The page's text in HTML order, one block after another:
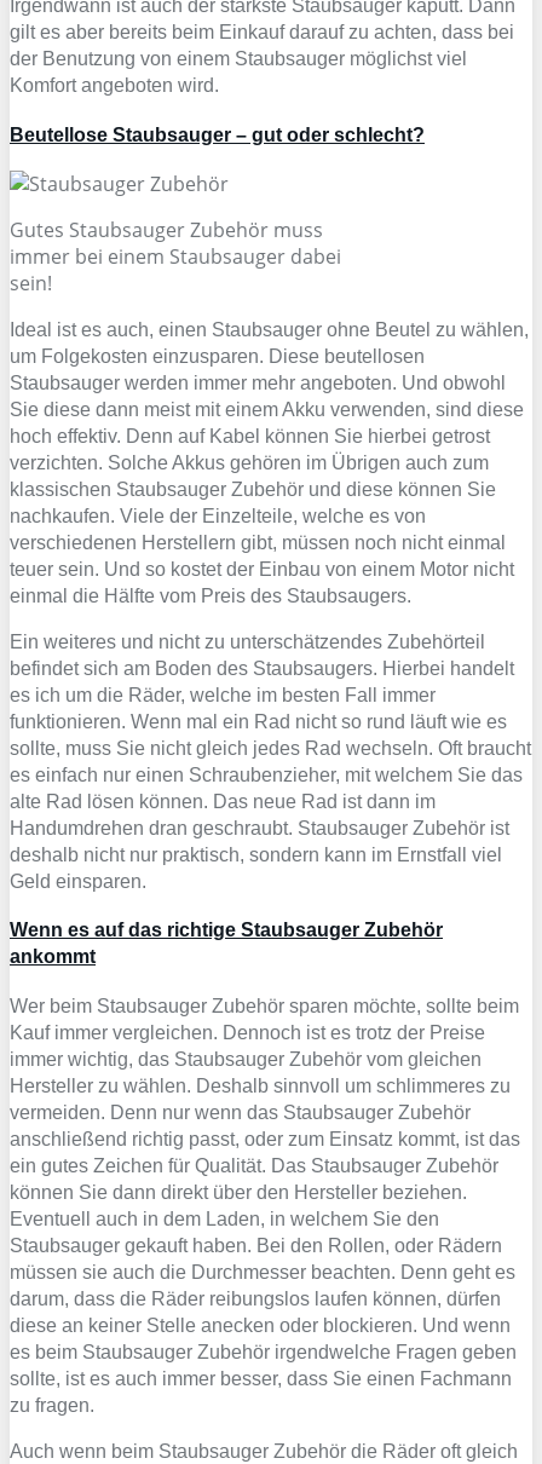
Irgendwann ist auch der stärkste Staubsauger kaputt. Dann
gilt es aber bereits beim Einkauf darauf zu achten, dass bei
der Benutzung von einem Staubsauger möglichst viel
Komfort angeboten wird.
Beutellose Staubsauger – gut oder schlecht?
Gutes Staubsauger Zubehör muss
immer bei einem Staubsauger dabei
sein!
Ideal ist es auch, einen Staubsauger ohne Beutel zu wählen,
um Folgekosten einzusparen. Diese beutellosen
Staubsauger werden immer mehr angeboten. Und obwohl
Sie diese dann meist mit einem Akku verwenden, sind diese
hoch effektiv. Denn auf Kabel können Sie hierbei getrost
verzichten. Solche Akkus gehören im Übrigen auch zum
klassischen Staubsauger Zubehör und diese können Sie
nachkaufen. Viele der Einzelteile, welche es von
verschiedenen Herstellern gibt, müssen noch nicht einmal
teuer sein. Und so kostet der Einbau von einem Motor nicht
einmal die Hälfte vom Preis des Staubsaugers.
Ein weiteres und nicht zu unterschätzendes Zubehörteil
befindet sich am Boden des Staubsaugers. Hierbei handelt
es ich um die Räder, welche im besten Fall immer
funktionieren. Wenn mal ein Rad nicht so rund läuft wie es
sollte, muss Sie nicht gleich jedes Rad wechseln. Oft braucht
es einfach nur einen Schraubenzieher, mit welchem Sie das
alte Rad lösen können. Das neue Rad ist dann im
Handumdrehen dran geschraubt. Staubsauger Zubehör ist
deshalb nicht nur praktisch, sondern kann im Ernstfall viel
Geld einsparen.
Wenn es auf das richtige Staubsauger Zubehör
ankommt
Wer beim Staubsauger Zubehör sparen möchte, sollte beim
Kauf immer vergleichen. Dennoch ist es trotz der Preise
immer wichtig, das Staubsauger Zubehör vom gleichen
Hersteller zu wählen. Deshalb sinnvoll um schlimmeres zu
vermeiden. Denn nur wenn das Staubsauger Zubehör
anschließend richtig passt, oder zum Einsatz kommt, ist das
ein gutes Zeichen für Qualität. Das Staubsauger Zubehör
können Sie dann direkt über den Hersteller beziehen.
Eventuell auch in dem Laden, in welchem Sie den
Staubsauger gekauft haben. Bei den Rollen, oder Rädern
müssen sie auch die Durchmesser beachten. Denn geht es
darum, dass die Räder reibungslos laufen können, dürfen
diese an keiner Stelle anecken oder blockieren. Und wenn
es beim Staubsauger Zubehör irgendwelche Fragen geben
sollte, ist es auch immer besser, dass Sie einen Fachmann
zu fragen.
Auch wenn beim Staubsauger Zubehör die Räder oft gleich